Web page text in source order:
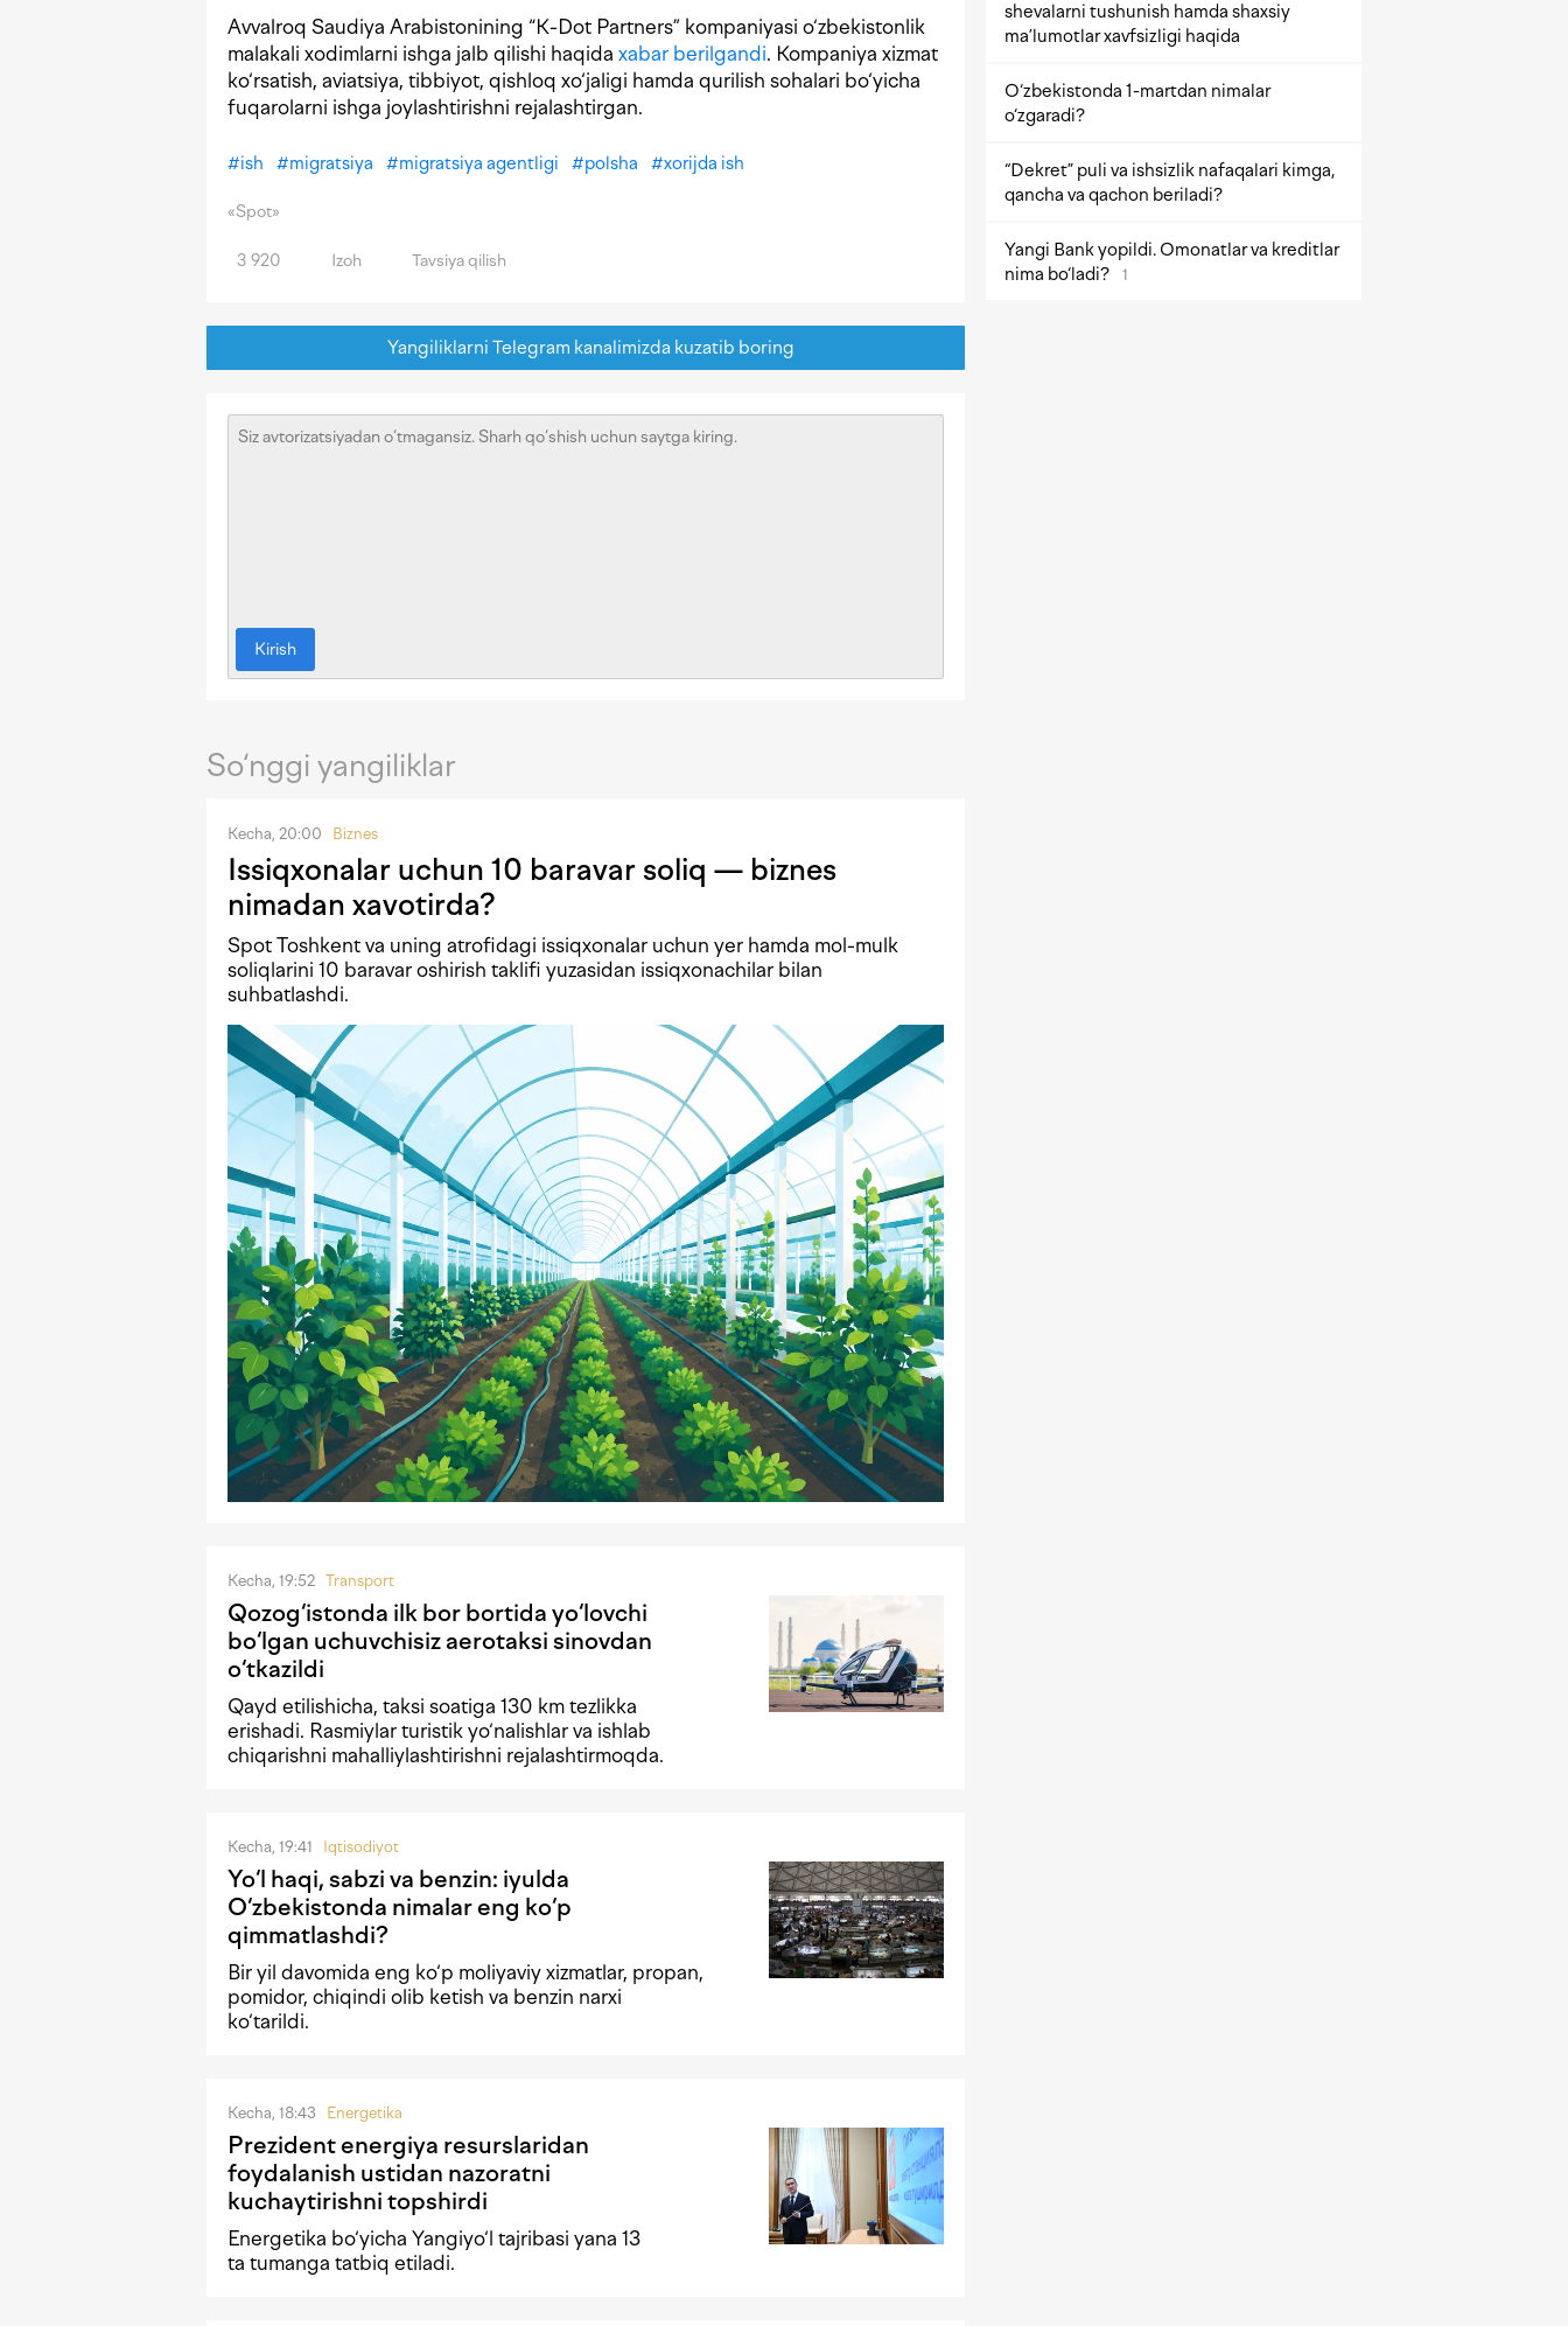
Avvalroq Saudiya Arabistonining “K-Dot Partners” kompaniyasi o‘zbekistonlik
malakali xodimlarni ishga jalb qilishi haqida xabar berilgandi. Kompaniya xizmat
ko‘rsatish, aviatsiya, tibbiyot, qishloq xo‘jaligi hamda qurilish sohalari bo‘yicha
fuqarolarni ishga joylashtirishni rejalashtirgan.
#ish #migratsiya #migratsiya agentligi #polsha #xorijda ish
«Spot»
3 920 Izoh Tavsiya qilish
Yangiliklarni Telegram kanalimizda kuzatib boring
Kirish
So‘nggi yangiliklar
Kecha, 20:00 Biznes
Issiqxonalar uchun 10 baravar soliq — biznes
nimadan xavotirda?
Spot Toshkent va uning atrofidagi issiqxonalar uchun yer hamda mol-mulk
soliqlarini 10 baravar oshirish taklifi yuzasidan issiqxonachilar bilan
suhbatlashdi.
Kecha, 19:52 Transport
Qozog‘istonda ilk bor bortida yo‘lovchi
bo‘lgan uchuvchisiz aerotaksi sinovdan
o‘tkazildi
Qayd etilishicha, taksi soatiga 130 km tezlikka
erishadi. Rasmiylar turistik yo‘nalishlar va ishlab
chiqarishni mahalliylashtirishni rejalashtirmoqda.
Kecha, 19:41 Iqtisodiyot
Yo‘l haqi, sabzi va benzin: iyulda
O‘zbekistonda nimalar eng ko‘p
qimmatlashdi?
Bir yil davomida eng ko‘p moliyaviy xizmatlar, propan,
pomidor, chiqindi olib ketish va benzin narxi
ko‘tarildi.
Kecha, 18:43 Energetika
Prezident energiya resurslaridan
foydalanish ustidan nazoratni
kuchaytirishni topshirdi
Energetika bo‘yicha Yangiyo‘l tajribasi yana 13
ta tumanga tatbiq etiladi.
shevalarni tushunish hamda shaxsiy
ma’lumotlar xavfsizligi haqida
O‘zbekistonda 1-martdan nimalar
o‘zgaradi?
“Dekret” puli va ishsizlik nafaqalari kimga,
qancha va qachon beriladi?
Yangi Bank yopildi. Omonatlar va kreditlar
nima bo‘ladi?
1